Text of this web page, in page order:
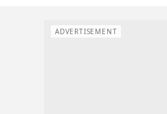
ADVERTISEMENT